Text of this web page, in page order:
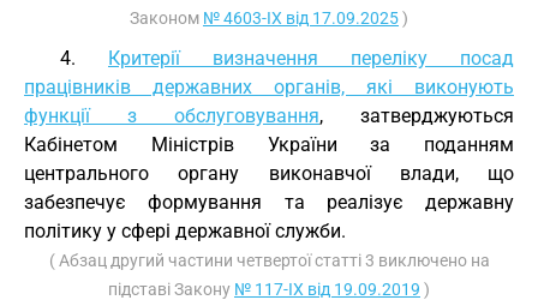
Законом № 4603-IX від 17.09.2025)
4. Критерії визначення переліку посад
працівників державних органів, які виконують
функції з обслуговування, затверджуються
Кабінетом Міністрів України за поданням
центрального органу виконавчої влади, що
забезпечує формування та реалізує державну
політику у сфері державної служби.
( Абзац другий частини четвертої статті 3 виключено на
підставі Закону № 117-IX від 19.09.2019 )